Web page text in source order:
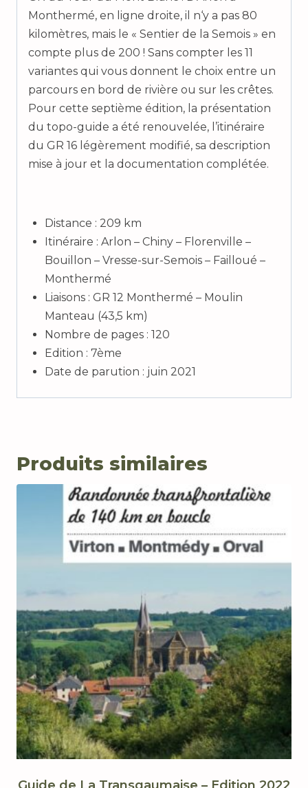
Monthermé, en ligne droite, il n‘y a pas 80
kilomètres, mais le « Sentier de la Semois » en
compte plus de 200 ! Sans compter les 11
variantes qui vous donnent le choix entre un
parcours en bord de rivière ou sur les crêtes.
Pour cette septième édition, la présentation
du topo-guide a été renouvelée, l’itinéraire
du GR 16 légèrement modifié, sa description
mise à jour et la documentation complétée.
Distance : 209 km
Itinéraire : Arlon – Chiny – Florenville –
Bouillon – Vresse-sur-Semois – Failloué –
Monthermé
Liaisons : GR 12 Monthermé – Moulin
Manteau (43,5 km)
Nombre de pages : 120
Edition : 7ème
Date de parution : juin 2021
Produits similaires